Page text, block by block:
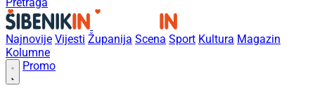
Najnovije Vijesti Županija Scena Sport Kultura Magazin
Kolumne
Promo